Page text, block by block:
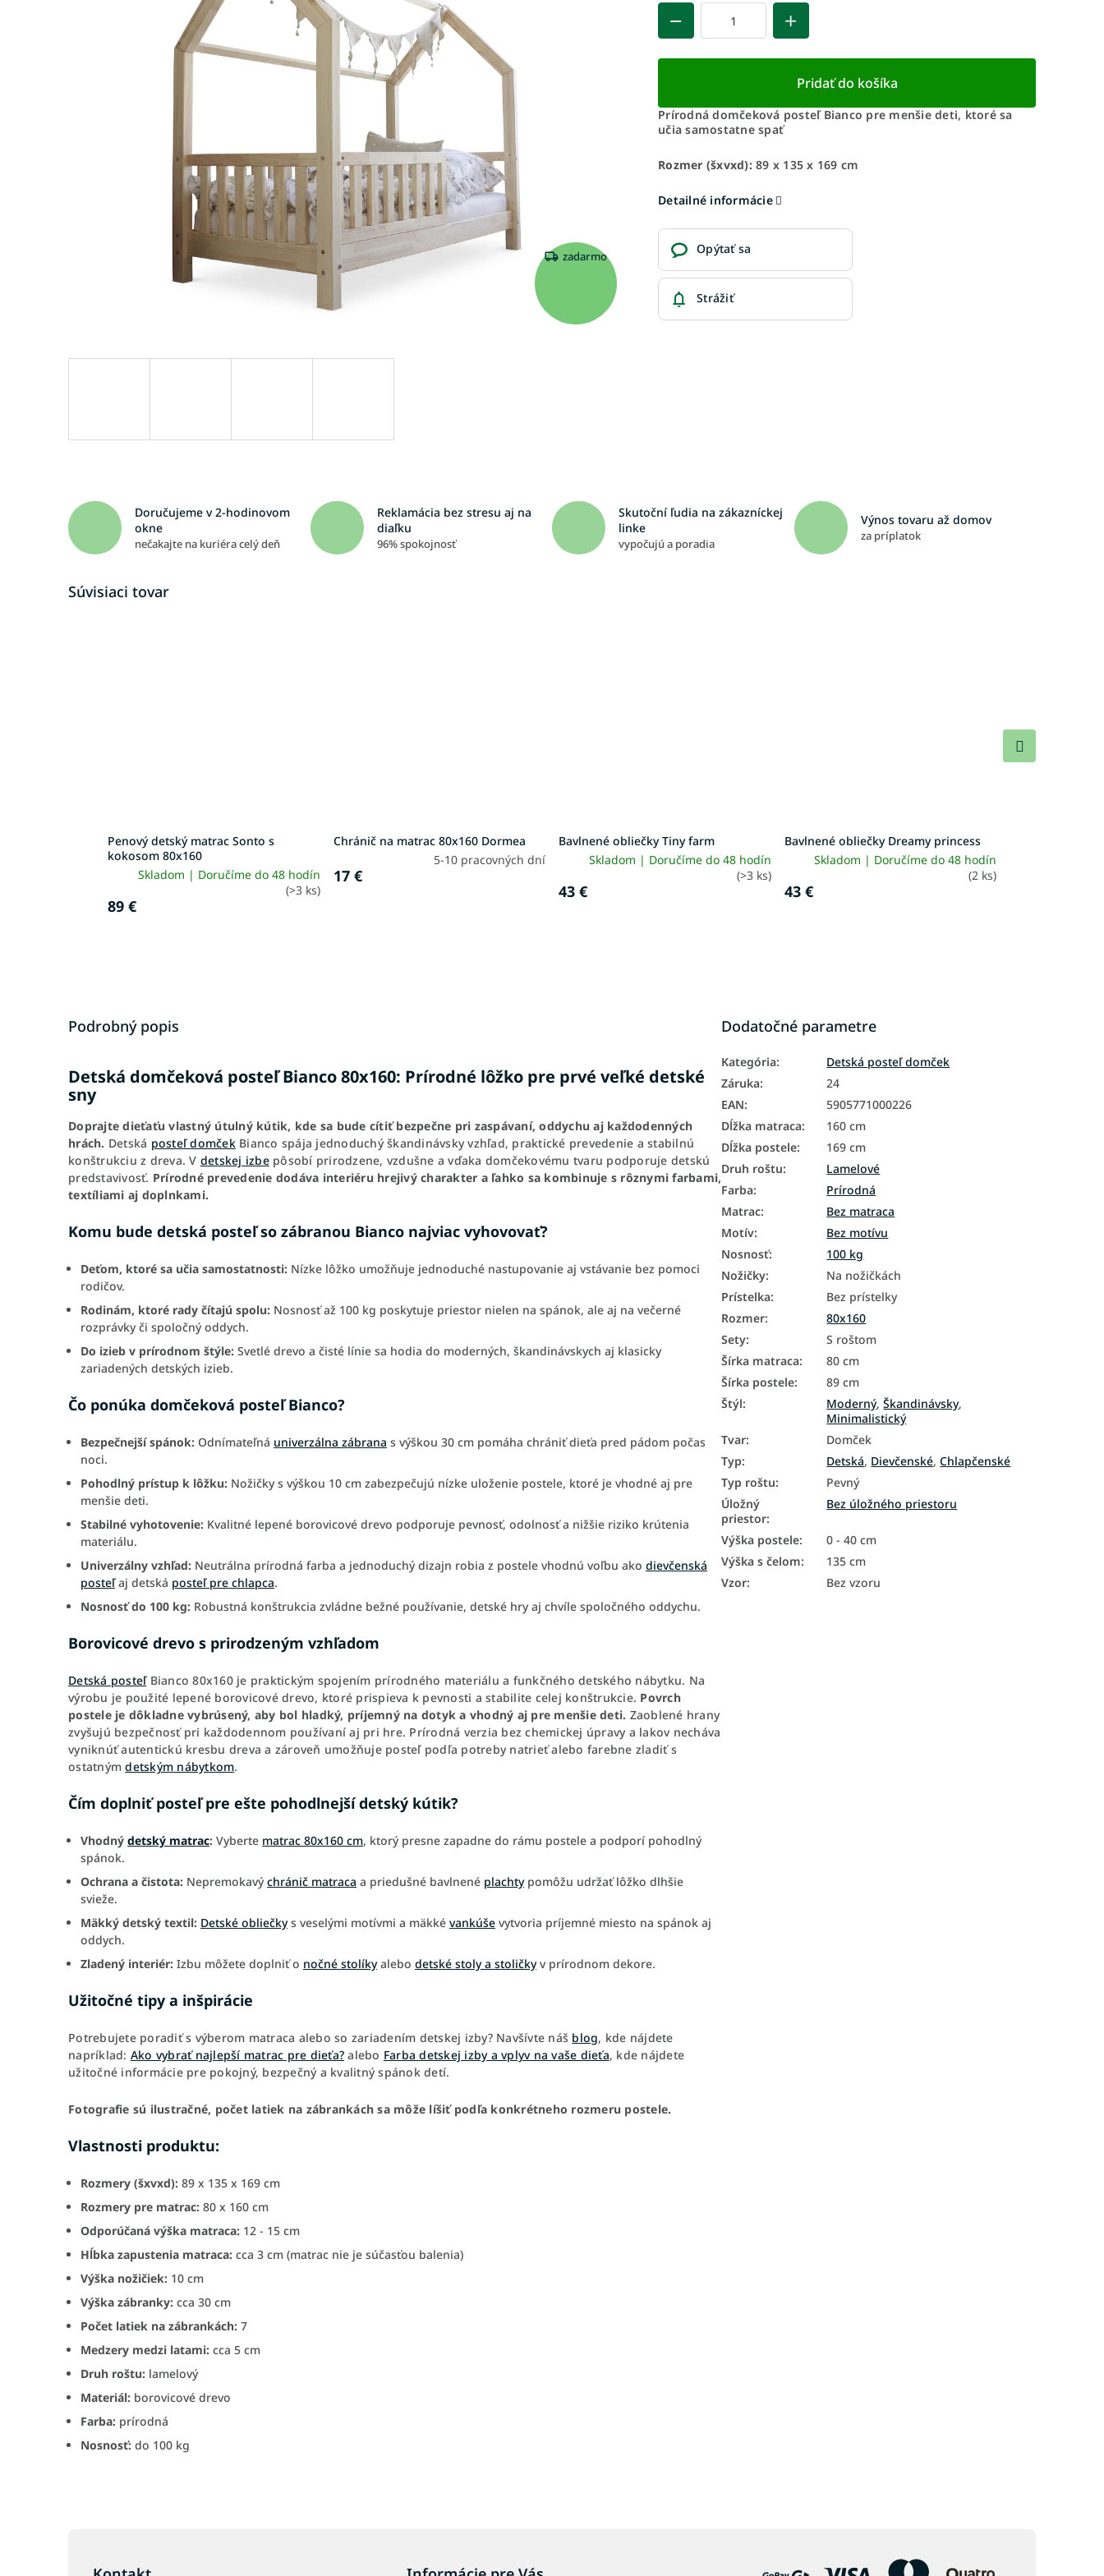
zadarmo
Pridať do košíka
Prírodná domčeková posteľ Bianco pre menšie deti, ktoré sa
učia samostatne spať
Rozmer (šxvxd): 89 x 135 x 169 cm
Detailné informácie
Opýtať sa
Strážiť
Doručujeme v 2-hodinovom
okne
nečakajte na kuriéra celý deň
Reklamácia bez stresu aj na
diaľku
96% spokojnosť
Skutoční ľudia na zákazníckej
linke
vypočujú a poradia
Výnos tovaru až domov
za príplatok
Súvisiaci tovar
Penový detský matrac Sonto s
kokosom 80x160
Skladom | Doručíme do 48 hodín
(>3 ks)
89 €
Chránič na matrac 80x160 Dormea
5-10 pracovných dní
17 €
Bavlnené obliečky Tiny farm
Skladom | Doručíme do 48 hodín
(>3 ks)
43 €
Bavlnené obliečky Dreamy princess
Skladom | Doručíme do 48 hodín
(2 ks)
43 €
Ďalší
Podrobný popis
Detská domčeková posteľ Bianco 80x160: Prírodné lôžko pre prvé veľké detské
sny
Doprajte dieťaťu vlastný útulný kútik, kde sa bude cítiť bezpečne pri zaspávaní, oddychu aj každodenných
hrách. Detská posteľ domčekBianco spája jednoduchý škandinávsky vzhľad, praktické prevedenie a stabilnú
konštrukciu z dreva. V detskej izbepôsobí prirodzene, vzdušne a vďaka domčekovému tvaru podporuje detskú
predstavivosť. Prírodné prevedenie dodáva interiéru hrejivý charakter a ľahko sa kombinuje s rôznymi farbami,
textíliami aj doplnkami.
Komu bude detská posteľ so zábranou Bianco najviac vyhovovať?
Deťom, ktoré sa učia samostatnosti: Nízke lôžko umožňuje jednoduché nastupovanie aj vstávanie bez pomoci
rodičov.
Rodinám, ktoré rady čítajú spolu: Nosnosť až 100 kg poskytuje priestor nielen na spánok, ale aj na večerné
rozprávky či spoločný oddych.
Do izieb v prírodnom štýle: Svetlé drevo a čisté línie sa hodia do moderných, škandinávskych aj klasicky
zariadených detských izieb.
Čo ponúka domčeková posteľ Bianco?
Bezpečnejší spánok: Odnímateľná univerzálna zábrana s výškou 30 cm pomáha chrániť dieťa pred pádom počas
noci.
Pohodlný prístup k lôžku: Nožičky s výškou 10 cm zabezpečujú nízke uloženie postele, ktoré je vhodné aj pre
menšie deti.
Stabilné vyhotovenie: Kvalitné lepené borovicové drevo podporuje pevnosť, odolnosť a nižšie riziko krútenia
materiálu.
Univerzálny vzhľad: Neutrálna prírodná farba a jednoduchý dizajn robia z postele vhodnú voľbu ako dievčenská
posteľaj detská posteľ pre chlapca.
Nosnosť do 100 kg: Robustná konštrukcia zvládne bežné používanie, detské hry aj chvíle spoločného oddychu.
Borovicové drevo s prirodzeným vzhľadom
Detská posteľBianco 80x160 je praktickým spojením prírodného materiálu a funkčného detského nábytku. Na
výrobu je použité lepené borovicové drevo, ktoré prispieva k pevnosti a stabilite celej konštrukcie. Povrch
postele je dôkladne vybrúsený, aby bol hladký, príjemný na dotyk a vhodný aj pre menšie deti. Zaoblené hrany
zvyšujú bezpečnosť pri každodennom používaní aj pri hre. Prírodná verzia bez chemickej úpravy a lakov necháva
vyniknúť autentickú kresbu dreva a zároveň umožňuje posteľ podľa potreby natrieť alebo farebne zladiť s
ostatnýmdetským nábytkom.
Čím doplniť posteľ pre ešte pohodlnejší detský kútik?
Vhodný detský matrac: Vyberte matrac 80x160 cm, ktorý presne zapadne do rámu postele a podporí pohodlný
spánok.
Ochrana a čistota: Nepremokavýchránič matraca a priedušné bavlnené plachtypomôžu udržať lôžko dlhšie
svieže.
Mäkký detský textil: Detské obliečkys veselými motívmi a mäkké vankúše vytvoria príjemné miesto na spánok aj
oddych.
Zladený interiér: Izbu môžete doplniť o nočné stolíkyalebo detské stoly a stoličkyv prírodnom dekore.
Užitočné tipy a inšpirácie
Potrebujete poradiť s výberom matraca alebo so zariadením detskej izby? Navšívte náš blog, kde nájdete
napríklad: Ako vybrať najlepší matrac pre dieťa? alebo Farba detskej izby a vplyv na vaše dieťa, kde nájdete
užitočné informácie pre pokojný, bezpečný a kvalitný spánok detí.
Fotografie sú ilustračné, počet latiek na zábrankách sa môže líšiť podľa konkrétneho rozmeru postele.
Vlastnosti produktu:
Rozmery (šxvxd): 89 x 135 x 169 cm
Rozmery pre matrac: 80 x 160 cm
Odporúčaná výška matraca: 12 - 15 cm
Hĺbka zapustenia matraca: cca 3 cm (matrac nie je súčasťou balenia)
Výška nožičiek: 10 cm
Výška zábranky: cca 30 cm
Počet latiek na zábrankách: 7
Medzery medzi latami: cca 5 cm
Druh roštu: lamelový
Materiál: borovicové drevo
Farba: prírodná
Nosnosť: do 100 kg
Dodatočné parametre
Kategória:
Detská posteľ domček
Záruka:
24
EAN:
5905771000226
Dĺžka matraca:
160 cm
Dĺžka postele:
169 cm
Druh roštu:
Lamelové
Farba:
Prírodná
Matrac:
Bez matraca
Motív:
Bez motívu
Nosnosť:
100 kg
Nožičky:
Na nožičkách
Prístelka:
Bez prístelky
Rozmer:
80x160
Sety:
S roštom
Šírka matraca:
80 cm
Šírka postele:
89 cm
Štýl: Moderný,Škandinávsky,
Minimalistický
Tvar:
Domček
Typ: Detská, Dievčenské,Chlapčenské
Typ roštu:
Pevný
Úložný
priestor:
Bez úložného priestoru
Výška postele:
0 - 40 cm
Výška s čelom:
135 cm
Vzor: Bez vzoru